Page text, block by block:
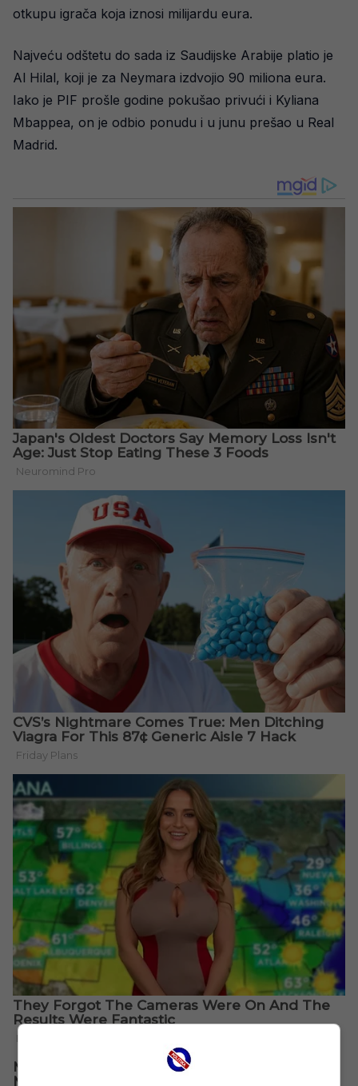
otkupu igrača koja iznosi milijardu eura.
Najveću odštetu do sada iz Saudijske Arabije platio je
Al Hilal, koji je za Neymara izdvojio 90 miliona eura.
Iako je PIF prošle godine pokušao privući i Kyliana
Mbappea, on je odbio ponudu i u junu prešao u Real
Madrid.